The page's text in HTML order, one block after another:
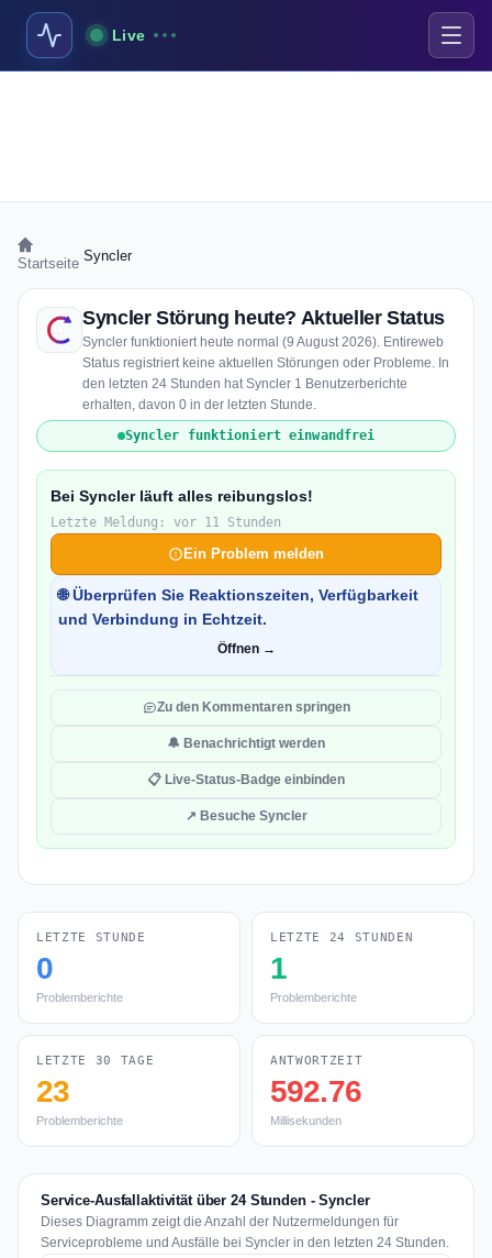
Live
Startseite Syncler
Syncler Störung heute? Aktueller Status
Syncler funktioniert heute normal (9 August 2026). Entireweb
Status registriert keine aktuellen Störungen oder Probleme. In
den letzten 24 Stunden hat Syncler 1 Benutzerberichte
erhalten, davon 0 in der letzten Stunde.
Syncler funktioniert einwandfrei
Bei Syncler läuft alles reibungslos!
Letzte Meldung: vor 11 Stunden
Ein Problem melden
🌐 Überprüfen Sie Reaktionszeiten, Verfügbarkeit
und Verbindung in Echtzeit.
Öffnen →
Zu den Kommentaren springen
🔔 Benachrichtigt werden
📋 Live-Status-Badge einbinden
↗ Besuche Syncler
LETZTE STUNDE
0
Problemberichte
LETZTE 24 STUNDEN
1
Problemberichte
LETZTE 30 TAGE
23
Problemberichte
ANTWORTZEIT
592.76
Millisekunden
Service-Ausfallaktivität über 24 Stunden - Syncler
Dieses Diagramm zeigt die Anzahl der Nutzermeldungen für
Serviceprobleme und Ausfälle bei Syncler in den letzten 24 Stunden.